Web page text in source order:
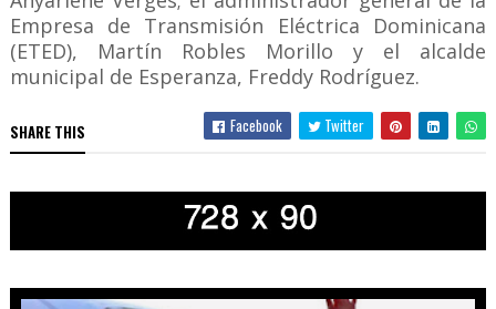
Empresa de Transmisión Eléctrica Dominicana
(ETED), Martín Robles Morillo y el alcalde
municipal de Esperanza, Freddy Rodríguez.
SHARE THIS Facebook Twitter